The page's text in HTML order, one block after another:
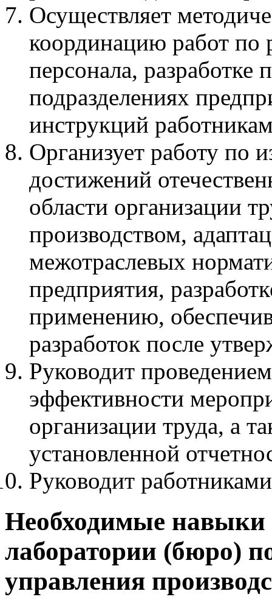
Осуществляет
координацию работ по
персонала,
подразделениях
инструкций
Организует работу
достижений
области организации
производством,
межотраслевых
предприятия,
применению,
разработок после
Руководит
эффективности
организации труда, а
установленной
Руководит
Необходимые навыки
лаборатории (бюро)
управления